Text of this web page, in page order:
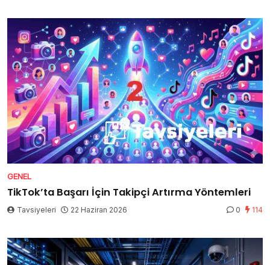
GENEL
TikTok’ta Başarı İçin Takipçi Artırma Yöntemleri
Tavsiyeleri 22 Haziran 2026 0 114